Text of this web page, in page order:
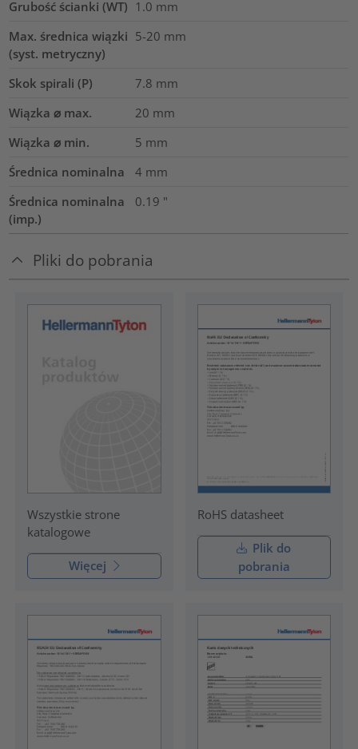
Grubość ścianki (WT) 1.0 mm
Max. średnica wiązki
(syst. metryczny)
5-20 mm
Skok spirali (P) 7.8 mm
Wiązka ⌀ max.
20 mm
Wiązka ⌀ min.
5 mm
Średnica nominalna
4 mm
Średnica nominalna
(imp.)
0.19 "
Pliki do pobrania
Wszystkie strone
katalogowe
Więcej
RoHS datasheet
Plik do
pobrania